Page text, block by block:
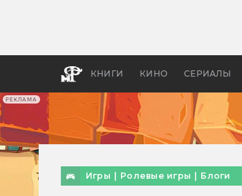
РЕКЛАМА
КНИГИ КИНО СЕРИАЛЫ
Игры Ролевые игры Блоги